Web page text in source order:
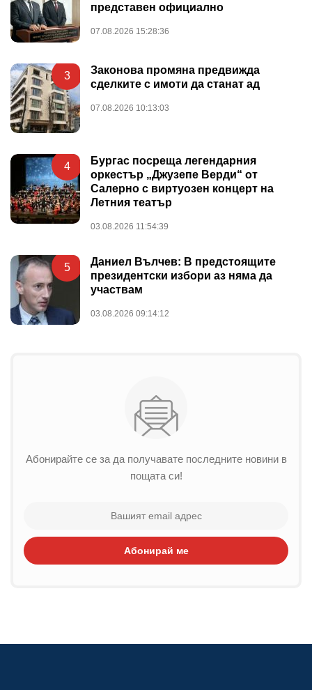
представен официално
07.08.2026 15:28:36
3
Законова промяна предвижда
сделките с имоти да станат ад
07.08.2026 10:13:03
4
Бургас посреща легендарния
оркестър „Джузепе Верди“ от
Салерно с виртуозен концерт на
Летния театър
03.08.2026 11:54:39
5
Даниел Вълчев: В предстоящите
президентски избори аз няма да
участвам
03.08.2026 09:14:12
Абонирайте се за да получавате последните новини в
пощата си!
Абонирай ме